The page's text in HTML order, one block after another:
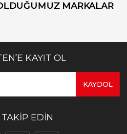
MARKALAR
KAYIT OL
KAYDOL
EDİN